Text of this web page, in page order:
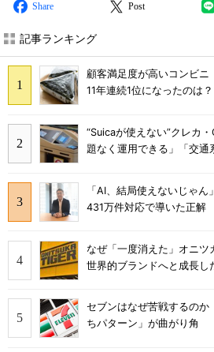
Share Post
記事ランキング
顧客満足度が高いコンビ
11年連続1位になったのは？
“Suicaが使えない”クレカ
題なく運用できる」「交通
「AI、結局使えないじゃ
431万件対応で導いた正解
なぜ「一度消えた」オニ
世界的ブランドへと成長し
セブンはなぜ苦戦するの
ちパターン」が曲がり角